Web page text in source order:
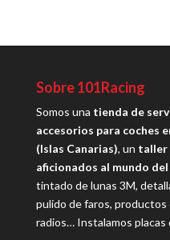
Sobre 101Racing
Somos una tienda de
accesorios para coches
(Islas Canarias), un taller
aficionados al mundo
tintado de lunas 3M,
pulido de faros, productos
radios… Instalamos placas